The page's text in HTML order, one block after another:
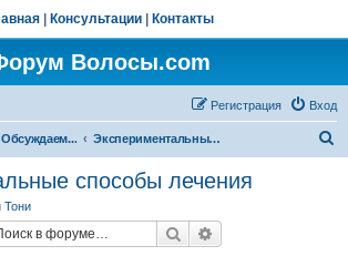
Консультации Контакты
Волосы.com
Вход
Регистрация
Обсуждаем... Экспериментальные способы лечения
способы лечения
Тони
Поиск